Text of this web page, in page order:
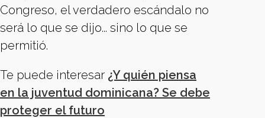
Congreso, el verdadero escándalo no
será lo que se dijo... sino lo que se
permitió.
Te puede interesar ¿Y quién piensa
en la juventud dominicana? Se debe
proteger el futuro